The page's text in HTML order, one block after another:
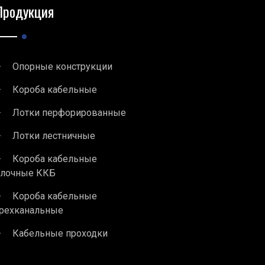
Опорные конструкции
Короба кабельные
Лотки перфорированные
Лотки лестничные
Короба кабельные
ККБ
Короба кабельные
Кабельные проходки